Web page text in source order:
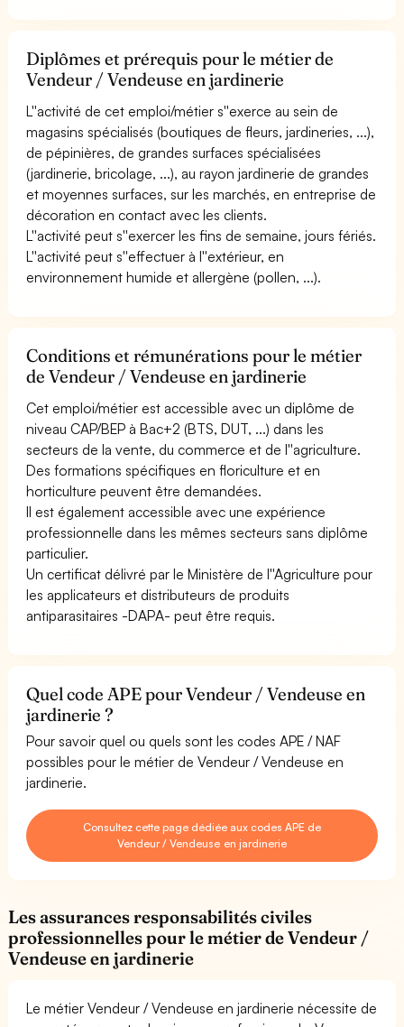
Diplômes et prérequis pour le métier de
Vendeur / Vendeuse en jardinerie
L''activité de cet emploi/métier s''exerce au sein de
magasins spécialisés (boutiques de fleurs, jardineries, ...),
de pépinières, de grandes surfaces spécialisées
(jardinerie, bricolage, ...), au rayon jardinerie de grandes
et moyennes surfaces, sur les marchés, en entreprise de
décoration en contact avec les clients.
L''activité peut s''exercer les fins de semaine, jours fériés.
L''activité peut s''effectuer à l''extérieur, en
environnement humide et allergène (pollen, ...).
Conditions et rémunérations pour le métier
de Vendeur / Vendeuse en jardinerie
Cet emploi/métier est accessible avec un diplôme de
niveau CAP/BEP à Bac+2 (BTS, DUT, ...) dans les
secteurs de la vente, du commerce et de l''agriculture.
Des formations spécifiques en floriculture et en
horticulture peuvent être demandées.
Il est également accessible avec une expérience
professionnelle dans les mêmes secteurs sans diplôme
particulier.
Un certificat délivré par le Ministère de l''Agriculture pour
les applicateurs et distributeurs de produits
antiparasitaires -DAPA- peut être requis.
Quel code APE pour Vendeur / Vendeuse en
jardinerie ?
Pour savoir quel ou quels sont les codes APE / NAF
possibles pour le métier de Vendeur / Vendeuse en
jardinerie.
Consultez cette page dédiée aux codes APE de
Vendeur / Vendeuse en jardinerie
Les assurances responsabilités civiles
professionnelles pour le métier de Vendeur /
Vendeuse en jardinerie
Le métier Vendeur / Vendeuse en jardinerie nécessite de